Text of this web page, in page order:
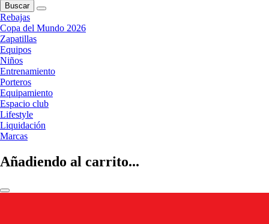
Buscar
Rebajas
Copa del Mundo 2026
Zapatillas
Equipos
Niños
Entrenamiento
Porteros
Equipamiento
Espacio club
Lifestyle
Liquidación
Marcas
Añadiendo al carrito...